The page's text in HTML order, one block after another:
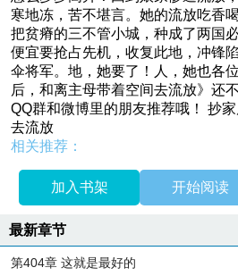
寒地冻，苦不堪言。她的流放吃香
把贫瘠的三不管小城，种成了两国
便宜要抢占先机，收复此地，冲锋
伞将军。地，她要了！人，她也各
后，和离主母带着空间去流放》还
QQ群和微博里的朋友推荐哦！ 抄
去流放
相关推荐：
加入书架 开始阅读
最新章节
第404章 这就是最好的